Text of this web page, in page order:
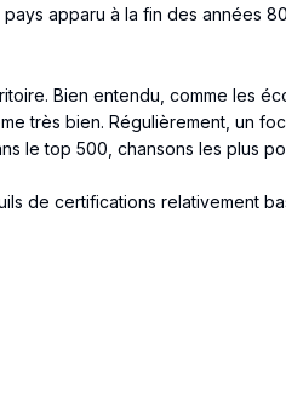
apparu à la fin des années
Bien entendu, comme les
très bien. Régulièrement, un
le top 500, chansons les plus
de certifications relativement